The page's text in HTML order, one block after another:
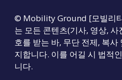
© Mobility Ground [모빌리
는 모든 콘텐츠(기사, 영상,
호를 받는 바, 무단 전제, 복
지합니다. 이를 어길 시 법적
니다.